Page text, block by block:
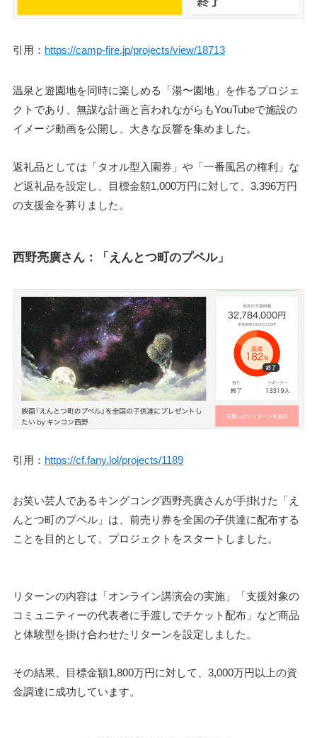
引用： https://camp-fire.jp/projects/view/18713
温泉と遊園地を同時に楽しめる「湯〜園地」を作るプロジェ
クトであり、無謀な計画と言われながらもYouTubeで施設の
イメージ動画を公開し、大きな反響を集めました。
返礼品としては「タオル型入園券」や「一番風呂の権利」な
ど返礼品を設定し、目標金額1,000万円に対して、3,396万円
の支援金を募りました。
西野亮廣さん：「えんとつ町のプペル」
引用： https://cf.fany.lol/projects/1189
お笑い芸人であるキングコング西野亮廣さんが手掛けた「え
んとつ町のプペル」は、前売り券を全国の子供達に配布する
ことを目的として、プロジェクトをスタートしました。
リターンの内容は「オンライン講演会の実施」「支援対象の
コミュニティーの代表者に手渡しでチケット配布」など商品
と体験型を掛け合わせたリターンを設定しました。
その結果、目標金額1,800万円に対して、3,000万円以上の資
金調達に成功しています。